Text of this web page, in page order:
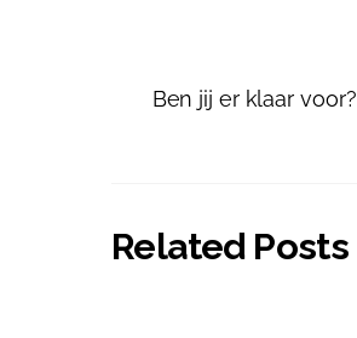
Ben jij er klaar voor?
Related Posts